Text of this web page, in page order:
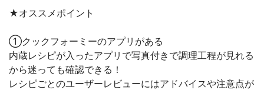
★オススメポイント
①クックフォーミーのアプリがある
内蔵レシピが入ったアプリで写真付きで調理工程が見れる
から迷っても確認できる！
レシピごとのユーザーレビューにはアドバイスや注意点が